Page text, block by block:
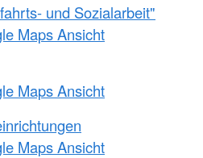
und Sozialarbeit"
Maps Ansicht
Maps Ansicht
Maps Ansicht